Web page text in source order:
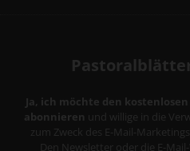
Ja, ich möchte den
abonnieren und willige in die
zum Zweck des E-Mail-
Den Newsletter oder die E-